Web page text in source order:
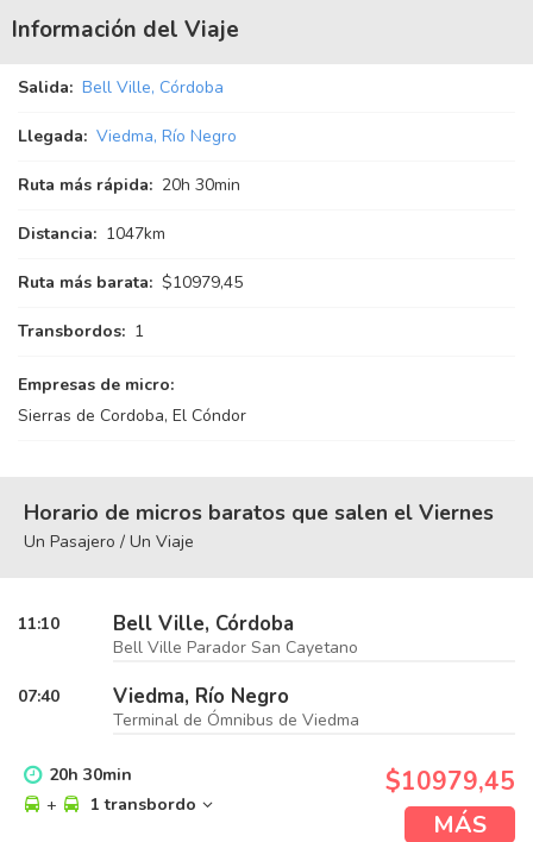
Información del Viaje
Salida: Bell Ville, Córdoba
Llegada: Viedma, Río Negro
Ruta más rápida: 20h 30min
Distancia: 1047km
Ruta más barata: $10979,45
Transbordos: 1
Empresas de micro:
Sierras de Cordoba, El Cóndor
Horario de micros baratos que salen el Viernes
Un Pasajero / Un Viaje
11:10 Bell Ville, Córdoba
Bell Ville Parador San Cayetano
07:40 Viedma, Río Negro
Terminal de Ómnibus de Viedma
20h 30min
+
1 transbordo
$10979,45
MÁS